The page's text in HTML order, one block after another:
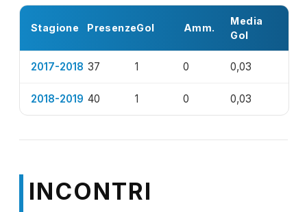
Stagione PresenzeGol Amm.
Media
Gol
2017-2018 37 1 0 0,03
2018-2019 40 1 0 0,03
INCONTRI